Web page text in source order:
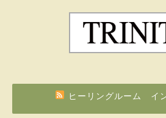
ヒーリングルーム イ